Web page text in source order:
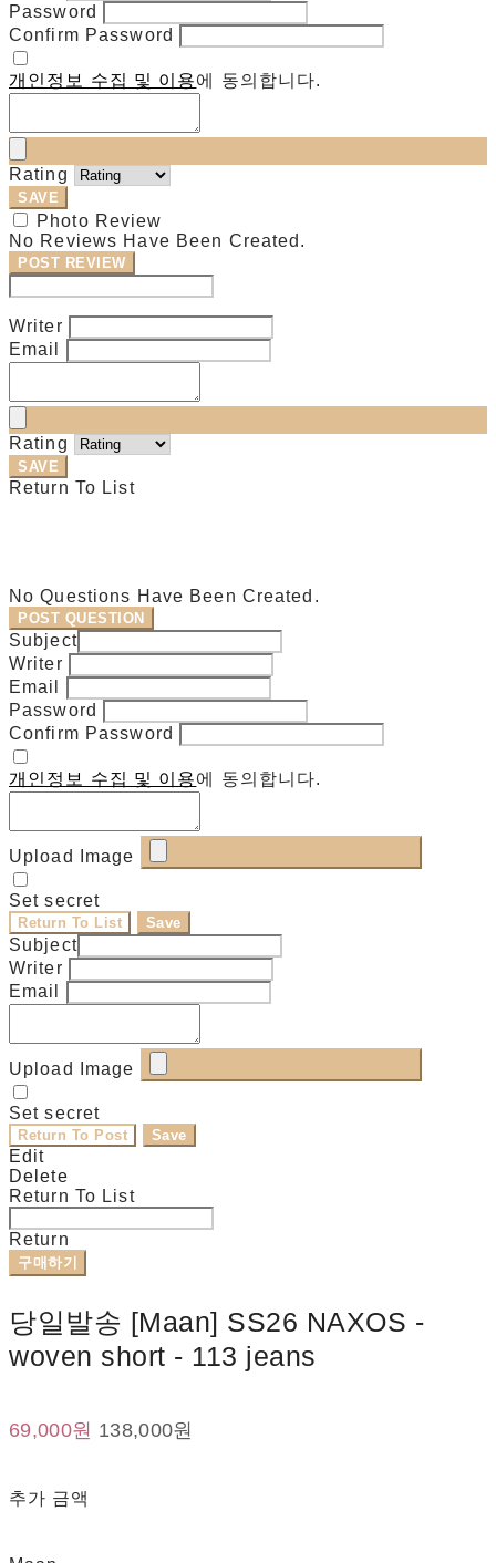
Password
Confirm Password
개인정보 수집 및 이용에 동의합니다.
Rating
SAVE
Photo Review
No Reviews Have Been Created.
POST REVIEW
Writer
Email
Rating
SAVE
Return To List
No Questions Have Been Created.
POST QUESTION
Subject
Writer
Email
Password
Confirm Password
개인정보 수집 및 이용에 동의합니다.
Upload Image
Set secret
Return To List Save
Subject
Writer
Email
Upload Image
Set secret
Return To Post Save
Edit
Delete
Return To List
Return
구매하기
당일발송 [Maan] SS26 NAXOS -
woven short - 113 jeans
69,000원 138,000원
추가 금액